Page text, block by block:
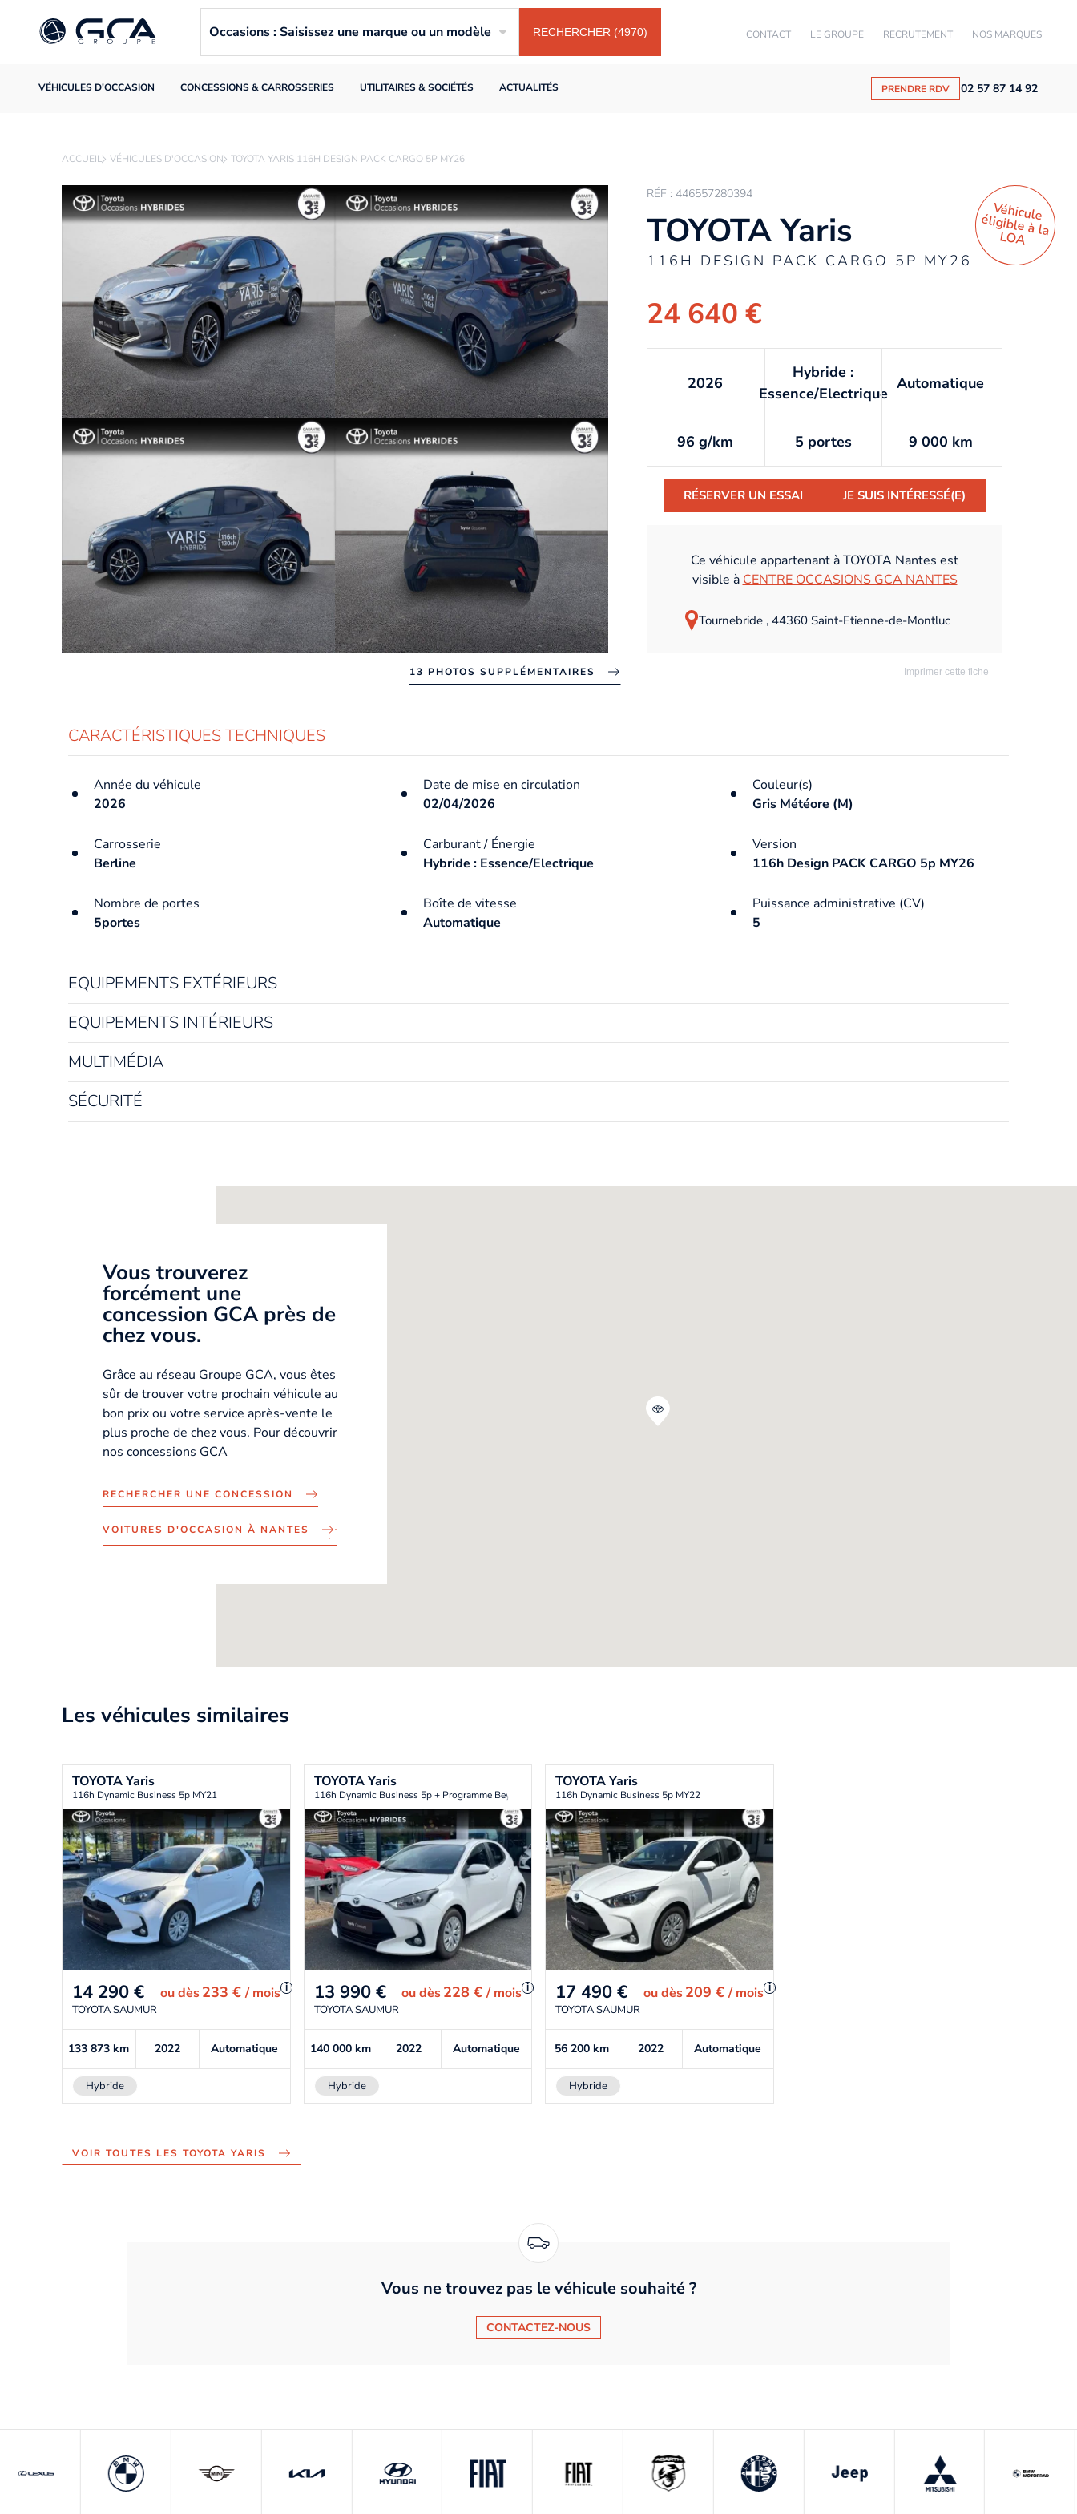
CONTACT LE GROUPE RECRUTEMENT NOS MARQUES
VÉHICULES D'OCCASION CONCESSIONS & CARROSSERIES UTILITAIRES & SOCIÉTÉS ACTUALITÉS PRENDRE RDV 02 57 87 14 92
Occasions : Saisissez une marque ou un modèle RECHERCHER (4970)
ACCUEIL VÉHICULES D'OCCASION TOYOTA YARIS 116H DESIGN PACK CARGO 5P MY26
13 PHOTOS SUPPLÉMENTAIRES
RÉF : 446557280394
TOYOTA Yaris
116H DESIGN PACK CARGO 5P MY26
24 640 €
Véhicule
éligible à la
LO
A
2026
Hybride :
Essence/Electrique
Automatique
96 g/km 5 portes 9 000 km
RÉSERVER UN ESSAI JE SUIS INTÉRESSÉ(E)
Ce véhicule appartenant à TOYOTA Nantes est
visible à CENTRE OCCASIONS GCA NANTES
Tournebride , 44360 Saint-Etienne-de-Montluc
Imprimer cette fiche
CARACTÉRISTIQUES TECHNIQUES
Année du véhicule
2026
Date de mise en circulation
02/04/2026
Couleur(s)
Gris Météore (M)
Carrosserie
Berline
Carburant / Énergie
Hybride : Essence/Electrique
Version
116h Design PACK CARGO 5p MY26
Nombre de portes
5portes
Boîte de vitesse
Automatique
Puissance administrative (CV)
5
EQUIPEMENTS EXTÉRIEURS
EQUIPEMENTS INTÉRIEURS
MULTIMÉDIA
SÉCURITÉ
Vous trouverez
forcément une
concession GCA près de
chez vous.
Grâce au réseau Groupe GCA, vous êtes
sûr de trouver votre prochain véhicule au
bon prix ou votre service après-vente le
plus proche de chez vous. Pour découvrir
nos concessions GCA
RECHERCHER UNE CONCESSION
VOITURES D'OCCASION À NANTES
Les véhicules similaires
TOYOTAYaris
116h Dynamic Business 5p MY21
14 290 € oudès 233 € / mois i
TOYOTA SAUMUR
133 873km 2022 Automatique
Hybride
TOYOTAYaris
116h Dynamic Business 5p + Programme Beyond Zero Academy MY21
13 990 € oudès228 € / mois i
TOYOTA SAUMUR
140 000 km 2022 Automatique
Hybride
TOYOTAYaris
116h Dynamic Business 5p MY22
17 490 € oudès 209 € / mois i
TOYOTA SAUMUR
56 200km 2022 Automatique
Hybride
VOIR TOUTES LES TOYOTA YARIS
Vous ne trouvez pas le véhicule souhaité ?
CONTACTEZ-NOUS